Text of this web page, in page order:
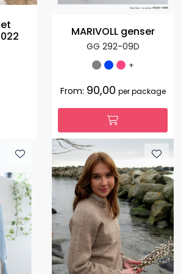
MARIVOLL genser
GG 292-09D
+
From: 90,00 per package